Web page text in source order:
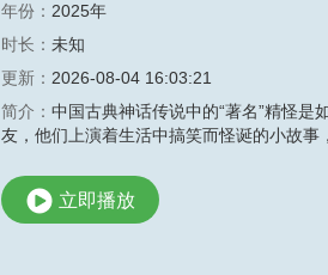
年份： 2025年
时长： 未知
更新： 2026-08-04 16:03:21
简介： 中国古典神话传说中的“著名”精怪
友，他们上演着生活中搞笑而怪诞的小故
立即播放